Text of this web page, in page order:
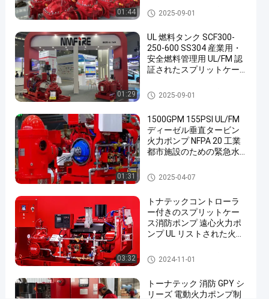
力
ン
プ
割れ
た場
合の
ンプ
2025-
04-09
41
意
#
ul
の
リ
ト
れ
た
火
01:44 割れた場合の火ポンプ
2025-09-01
01:29
UL 燃料タンク SCF300-
250-600 SS304 産業用・
安全燃料管理用 UL/FM 認
証されたスプリットケー
割れた場合の火ポンプ
2025-09-01
01:31
1500GPM 155PSI UL/FM
ディーゼル垂直タービン
火力ポンプ NFPA 20 工業
都市施設のための緊急水
縦のタービン火ポンプ
2025-04-07
03:32
トナテックコントローラ
ー付きのスプリットケー
ス消防ポンプ 遠心火力ポ
ンプ UL リストされた火力
割れた場合の火ポンプ
2024-11-01
トーナテック 消防 GPY シ
リーズ 電動火力ポンプ制